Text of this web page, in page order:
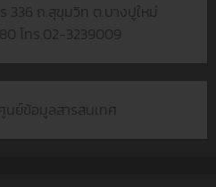
336 ถ.สุขุมวิท ต.บางปูใหม่
โทร.02-3239009
ย์ข้อมูลสารสนเทศ